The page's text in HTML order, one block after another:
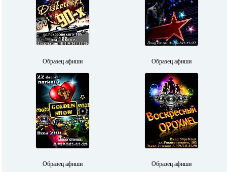
Образец афиши Образец афиши
Образец афиши Образец афиши